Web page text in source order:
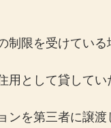
制限を受けてい
用として貸して
ンを第三者に譲渡